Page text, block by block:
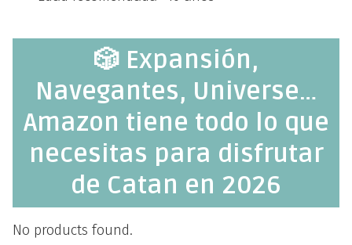
🎲 Expansión,
Navegantes, Universe…
Amazon tiene todo lo que
necesitas para disfrutar
de Catan en 2026
No products found.